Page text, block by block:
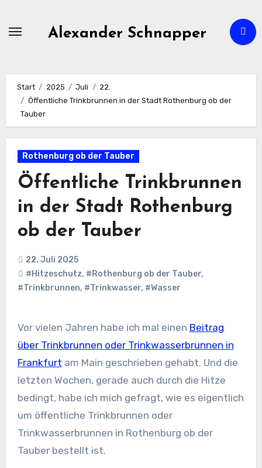
Alexander Schnapper
Start 2025 Juli
22.
Öffentliche Trinkbrunnen in der Stadt Rothenburg ob der
Tauber
Rothenburg ob der Tauber
Öffentliche Trinkbrunnen
in der Stadt Rothenburg
ob der Tauber
22. Juli 2025
#Hitzeschutz, #Rothenburg ob der Tauber,
#Trinkbrunnen, #Trinkwasser, #Wasser
Vor vielen Jahren habe ich mal einen Beitrag
über Trinkbrunnen oder Trinkwasserbrunnen in
Frankfurt am Main geschrieben gehabt. Und die
letzten Wochen, gerade auch durch die Hitze
bedingt, habe ich mich gefragt, wie es eigentlich
um öffentliche Trinkbrunnen oder
Trinkwasserbrunnen in Rothenburg ob der
Tauber bestellt ist.